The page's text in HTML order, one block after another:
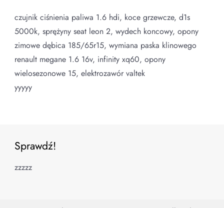
czujnik ciśnienia paliwa 1.6 hdi, koce grzewcze, d1s
5000k, sprężyny seat leon 2, wydech koncowy, opony
zimowe dębica 185/65r15, wymiana paska klinowego
renault megane 1.6 16v, infinity xq60, opony
wielosezonowe 15, elektrozawór valtek
yyyyy
Sprawdź!
zzzzz